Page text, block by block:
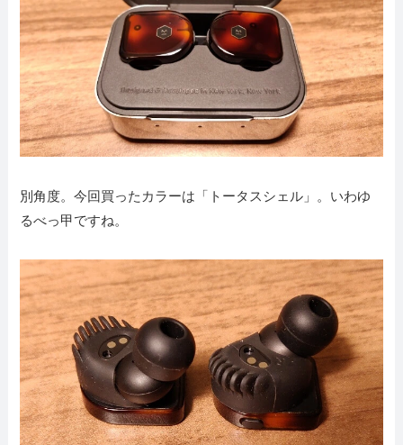
別角度。今回買ったカラーは「トータスシェル」。いわゆ
るべっ甲ですね。